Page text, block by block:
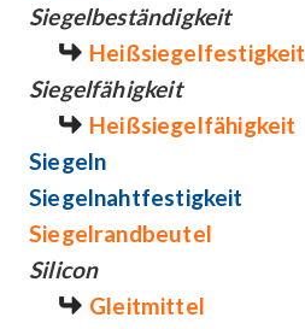
Siegelbeständigkeit
Heißsiegelfestigkeit
Siegelfähigkeit
Heißsiegelfähigkeit
Siegeln
Siegelnahtfestigkeit
Siegelrandbeutel
Silicon
Gleitmittel